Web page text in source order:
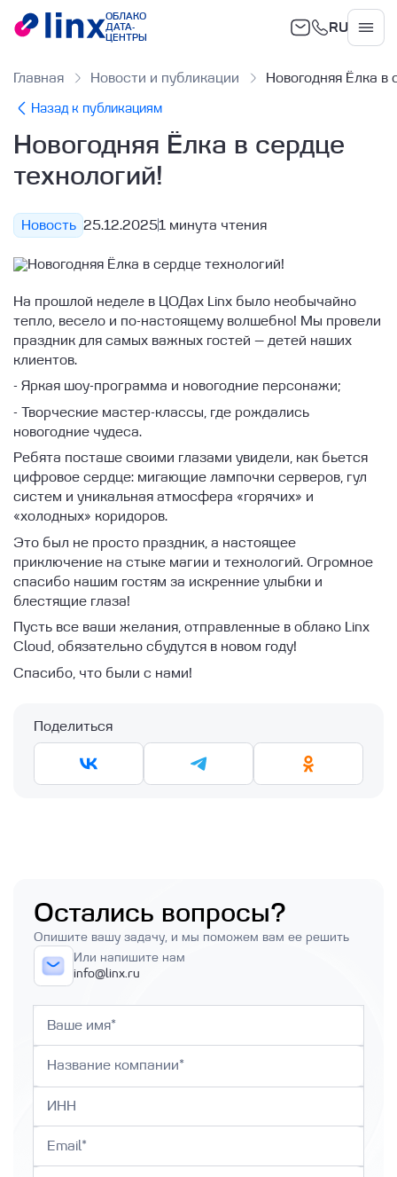
ОБЛАКО
ДАТА-
ЦЕНТРЫ
RU
Облако
Главная Новости и публикации Новогодняя Ёлка в
Назад к публикациям
Новогодняя Ёлка в сердце
технологий!
Новость 25.12.20251 минута чтения
На прошлой неделе в ЦОДах Linx было необычайно
тепло, весело и по-настоящему волшебно! Мы провели
праздник для самых важных гостей — детей наших
клиентов.
- Яркая шоу-программа и новогодние персонажи;
- Творческие мастер-классы, где рождались
новогодние чудеса.
Ребята посташе своими глазами увидели, как бьется
цифровое сердце: мигающие лампочки серверов, гул
систем и уникальная атмосфера «горячих» и
«холодных» коридоров.
Это был не просто праздник, а настоящее
приключение на стыке магии и технологий. Огромное
спасибо нашим гостям за искренние улыбки и
блестящие глаза!
Пусть все ваши желания, отправленные в облако Linx
Cloud, обязательно сбудутся в новом году!
Спасибо, что были с нами!
Поделиться
Остались вопросы?
Опишите вашу задачу, и мы поможем вам ее решить
Или напишите нам
info@linx.ru